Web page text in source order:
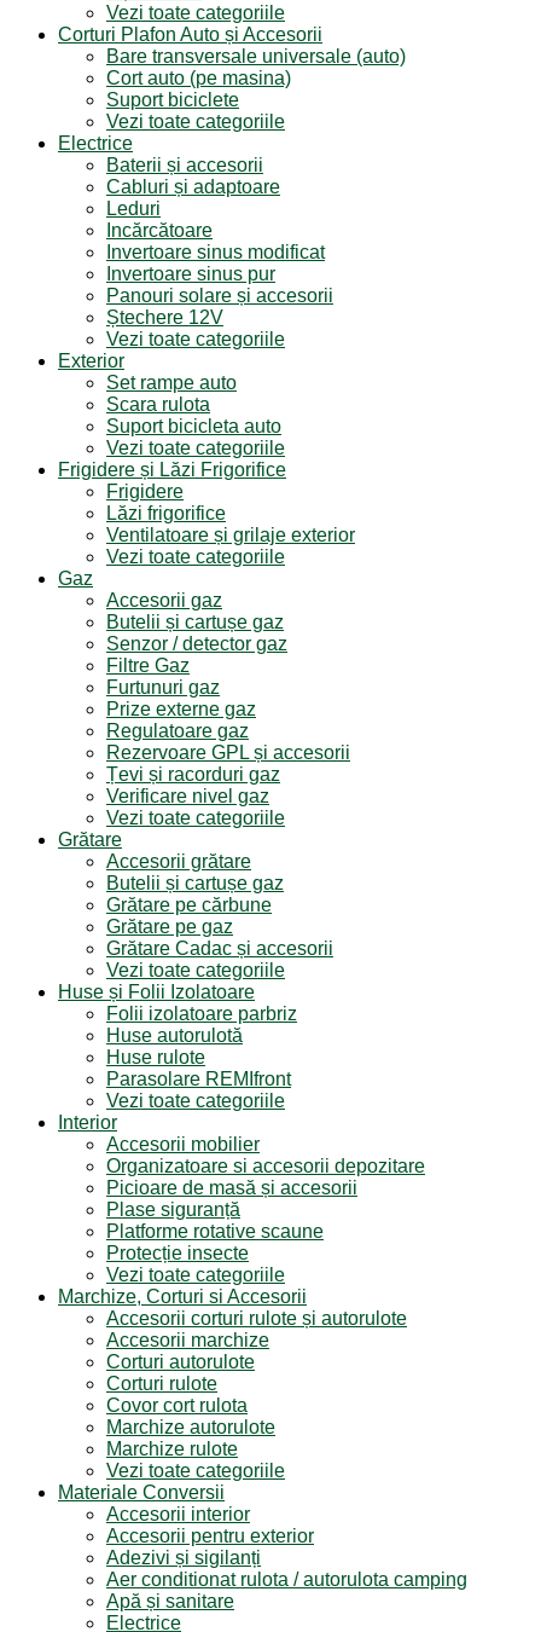
Vezi toate categoriile
Corturi Plafon Auto și Accesorii
Bare transversale universale (auto)
Cort auto (pe masina)
Suport biciclete
Vezi toate categoriile
Electrice
Baterii și accesorii
Cabluri și adaptoare
Leduri
Incărcătoare
Invertoare sinus modificat
Invertoare sinus pur
Panouri solare și accesorii
Ștechere 12V
Vezi toate categoriile
Exterior
Set rampe auto
Scara rulota
Suport bicicleta auto
Vezi toate categoriile
Frigidere și Lăzi Frigorifice
Frigidere
Lăzi frigorifice
Ventilatoare și grilaje exterior
Vezi toate categoriile
Gaz
Accesorii gaz
Butelii și cartușe gaz
Senzor / detector gaz
Filtre Gaz
Furtunuri gaz
Prize externe gaz
Regulatoare gaz
Rezervoare GPL și accesorii
Țevi și racorduri gaz
Verificare nivel gaz
Vezi toate categoriile
Grătare
Accesorii grătare
Butelii și cartușe gaz
Grătare pe cărbune
Grătare pe gaz
Grătare Cadac și accesorii
Vezi toate categoriile
Huse și Folii Izolatoare
Folii izolatoare parbriz
Huse autorulotă
Huse rulote
Parasolare REMIfront
Vezi toate categoriile
Interior
Accesorii mobilier
Organizatoare si accesorii depozitare
Picioare de masă și accesorii
Plase siguranță
Platforme rotative scaune
Protecție insecte
Vezi toate categoriile
Marchize, Corturi si Accesorii
Accesorii corturi rulote și autorulote
Accesorii marchize
Corturi autorulote
Corturi rulote
Covor cort rulota
Marchize autorulote
Marchize rulote
Vezi toate categoriile
Materiale Conversii
Accesorii interior
Accesorii pentru exterior
Adezivi și sigilanți
Aer conditionat rulota / autorulota camping
Apă și sanitare
Electrice